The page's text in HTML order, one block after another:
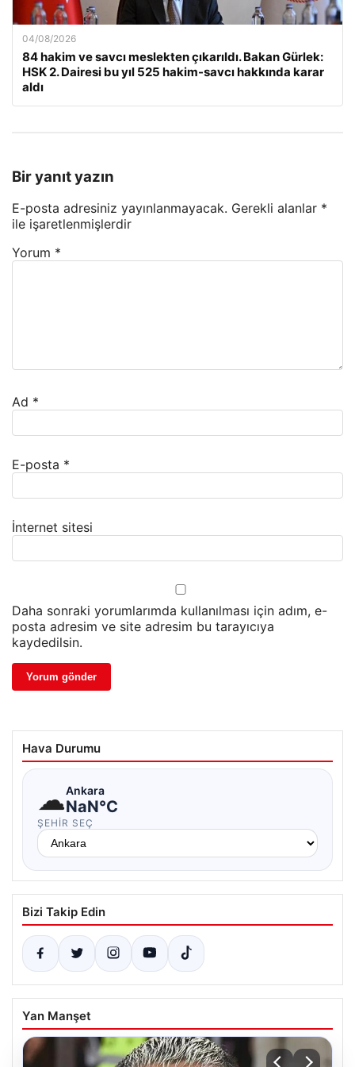
04/08/2026
84 hakim ve savcı meslekten çıkarıldı. Bakan Gürlek:
HSK 2. Dairesi bu yıl 525 hakim-savcı hakkında karar
aldı
Bir yanıt yazın
E-posta adresiniz yayınlanmayacak. Gerekli alanlar *
ile işaretlenmişlerdir
Yorum *
Ad *
E-posta *
İnternet sitesi
Daha sonraki yorumlarımda kullanılması için adım, e-
posta adresim ve site adresim bu tarayıcıya
kaydedilsin.
Hava Durumu
☁Ankara
NaN°C
ŞEHIR SEÇ
Bizi Takip Edin
Yan Manşet